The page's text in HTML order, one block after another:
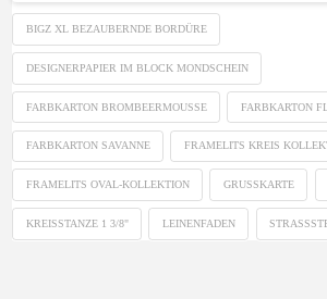
BIGZ XL BEZAUBERNDE BORDÜRE
DESIGNERPAPIER IM BLOCK MONDSCHEIN
FARBKARTON BROMBEERMOUSSE FARBKARTON
FARBKARTON SAVANNE FRAMELITS KREIS
FRAMELITS OVAL-KOLLEKTION GRUSSKARTE
KREISSTANZE 1 3/8" LEINENFADEN